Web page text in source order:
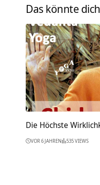
Das könnte
Die Höchste
VOR 6 JAHREN 535 VIEWS